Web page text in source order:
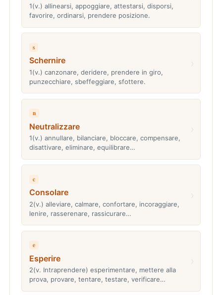
1(v.) allinearsi, appoggiare, attestarsi, disporsi,
favorire, ordinarsi, prendere posizione.
s
Schernire
1(v.) canzonare, deridere, prendere in giro,
punzecchiare, sbeffeggiare, sfottere.
n
Neutralizzare
1(v.) annullare, bilanciare, bloccare, compensare,
disattivare, eliminare, equilibrare…
c
Consolare
2(v.) alleviare, calmare, confortare, incoraggiare,
lenire, rasserenare, rassicurare…
e
Esperire
2(v. Intraprendere) esperimentare, mettere alla
prova, provare, tentare, testare, verificare…